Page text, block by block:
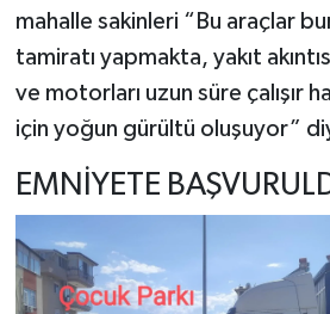
mahalle sakinleri “Bu araçlar
tamiratı yapmakta, yakıt
ve motorları uzun süre çalışır
için yoğun gürültü oluşuyor”
EMNİYETE